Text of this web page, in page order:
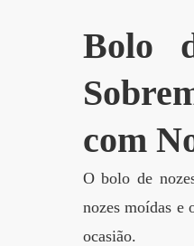
Bolo
com
O bolo de
nozes moídas e
ocasião.